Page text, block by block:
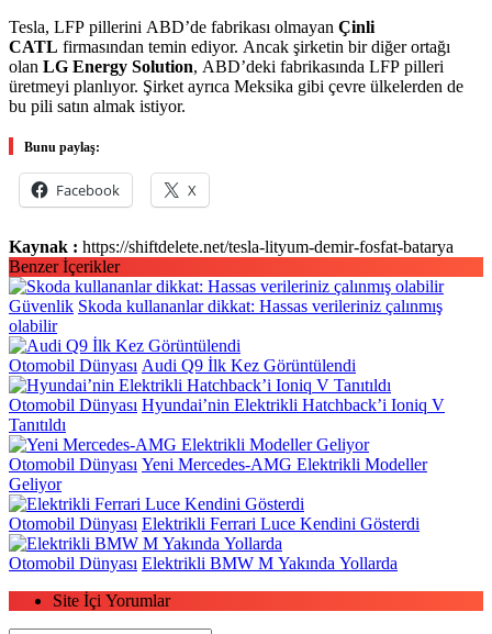
Tesla, LFP pillerini ABD’de fabrikası olmayan Çinli
CATL firmasından temin ediyor. Ancak şirketin bir diğer ortağı
olan LG Energy Solution, ABD’deki fabrikasında LFP pilleri
üretmeyi planlıyor. Şirket ayrıca Meksika gibi çevre ülkelerden de
bu pili satın almak istiyor.
Bunu paylaş:
Facebook X
Kaynak : https://shiftdelete.net/tesla-lityum-demir-fosfat-batarya
Benzer İçerikler
Güvenlik Skoda kullananlar dikkat: Hassas verileriniz çalınmış
olabilir
Otomobil Dünyası Audi Q9 İlk Kez Görüntülendi
Otomobil Dünyası Hyundai’nin Elektrikli Hatchback’i Ioniq V
Tanıtıldı
Otomobil Dünyası Yeni Mercedes-AMG Elektrikli Modeller
Geliyor
Otomobil Dünyası Elektrikli Ferrari Luce Kendini Gösterdi
Otomobil Dünyası Elektrikli BMW M Yakında Yollarda
Site İçi Yorumlar